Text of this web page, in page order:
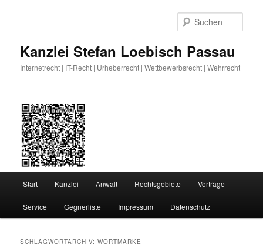
Kanzlei Stefan Loebisch Passau
Internetrecht | IT-Recht | Urheberrecht | Wettbewerbsrecht | Wehrrecht
Start Kanzlei Anwalt Rechtsgebiete Vorträge
Service Gegnerliste Impressum Datenschutz
SCHLAGWORTARCHIV:WORTMARKE